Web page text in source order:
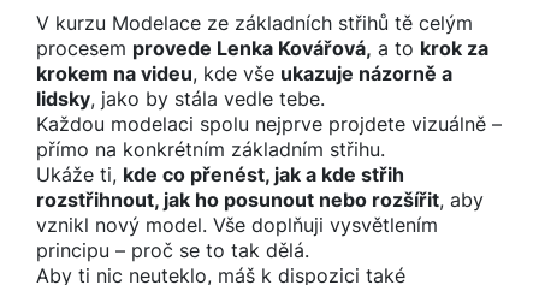
V kurzu Modelace ze základních střihů tě celým
procesem provede Lenka Kovářová, a to krok za
krokem na videu, kde vše ukazuje názorně a
lidsky, jako by stála vedle tebe.
Každou modelaci spolu nejprve projdete vizuálně –
přímo na konkrétním základním střihu.
Ukáže ti, kde co přenést, jak a kde střih
rozstřihnout, jak ho posunout nebo rozšířit, aby
vznikl nový model. Vše doplňuji vysvětlením
principu – proč se to tak dělá.
Aby ti nic neuteklo, máš k dispozici také